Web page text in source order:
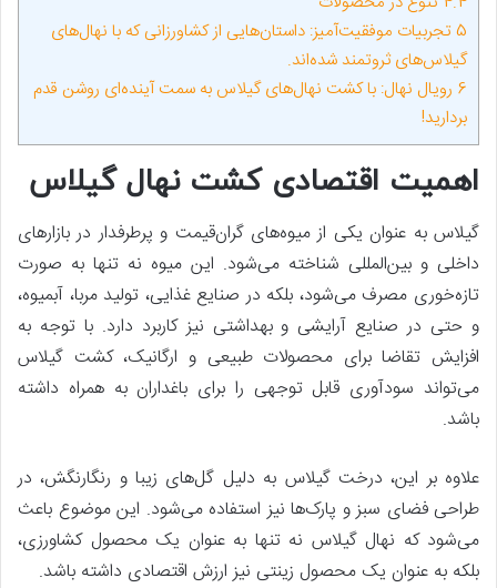
5 تجربیات موفقیت‌آمیز: داستان‌هایی از کشاورزانی که با نهال‌های
گیلاس‌های ثروتمند شده‌اند.
6 رویال نهال: با کشت نهال‌های گیلاس به سمت آینده‌ای روشن قدم
بردارید!
اهمیت اقتصادی کشت نهال گیلاس
گیلاس به عنوان یکی از میوه‌های گران‌قیمت و پرطرفدار در بازارهای
داخلی و بین‌المللی شناخته می‌شود. این میوه نه تنها به صورت
تازه‌خوری مصرف می‌شود، بلکه در صنایع غذایی، تولید مربا، آبمیوه،
و حتی در صنایع آرایشی و بهداشتی نیز کاربرد دارد. با توجه به
افزایش تقاضا برای محصولات طبیعی و ارگانیک، کشت گیلاس
می‌تواند سودآوری قابل توجهی را برای باغداران به همراه داشته
باشد.
علاوه بر این، درخت گیلاس به دلیل گل‌های زیبا و رنگارنگش، در
طراحی فضای سبز و پارک‌ها نیز استفاده می‌شود. این موضوع باعث
می‌شود که نهال گیلاس نه تنها به عنوان یک محصول کشاورزی،
بلکه به عنوان یک محصول زینتی نیز ارزش اقتصادی داشته باشد.